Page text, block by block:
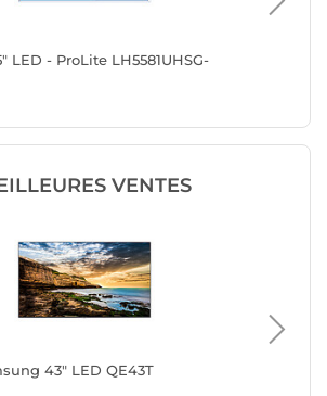
LED - ProLite LH5581UHSG-
VENTES
43" LED QE43T